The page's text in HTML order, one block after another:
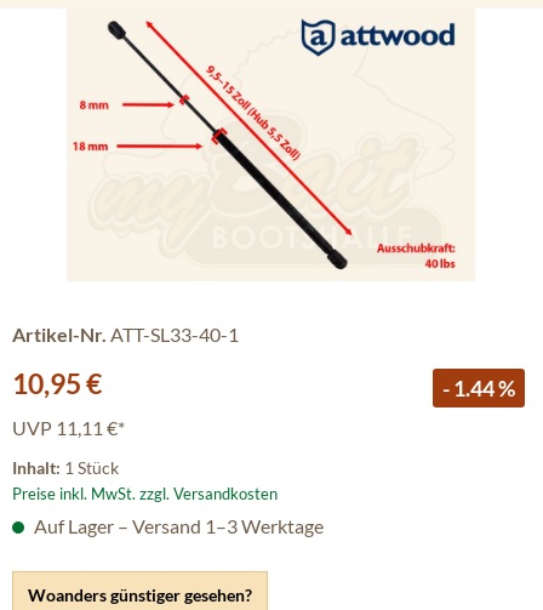
Bildergalerie überspringen
Artikel-Nr. ATT-SL33-40-1
Verkaufspreis:
10,95 € - 1.44 %
UVP 11,11 €*
Inhalt: 1 Stück
Preise inkl. MwSt. zzgl. Versandkosten
Woanders günstiger gesehen?
Auf Lager – Versand 1–3 Werktage